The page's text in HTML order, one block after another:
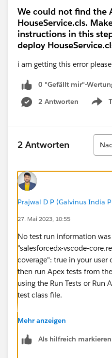
We could not find the
HouseService.cls.
instructions in this
deploy
i am getting this error
0 "Gefällt mir"-
2 Antworten
Show
2 Antworten
Prajwal D P (Galvinus India
27. Mai 2023, 10:55
No test run information
"salesforcedx-vscode-
coverage": true in your user
then run Apex tests from
using the Run Tests or Run
test class file.
also this one
Mehr anzeigen
Als hilfreich markieren